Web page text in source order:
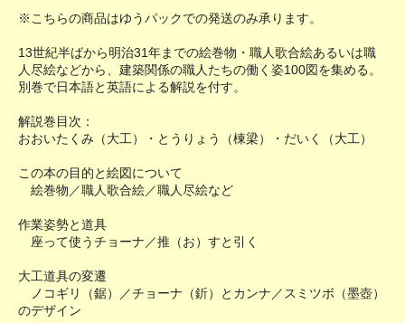
※こちらの商品はゆうパックでの発送のみ承ります。
13世紀半ばから明治31年までの絵巻物・職人歌合絵あるいは職
人尽絵などから、建築関係の職人たちの働く姿100図を集める。
別巻で日本語と英語による解説を付す。
解説巻目次：
おおいたくみ（大工）・とうりょう（棟梁）・だいく（大工）
この本の目的と絵図について
絵巻物／職人歌合絵／職人尽絵など
作業姿勢と道具
座って使うチョーナ／推（お）すと引く
大工道具の変遷
ノコギリ（鋸）／チョーナ（釿）とカンナ／スミツボ（墨壺）
のデザイン